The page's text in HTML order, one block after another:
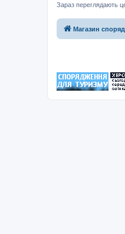
Зараз переглядають
Магазин